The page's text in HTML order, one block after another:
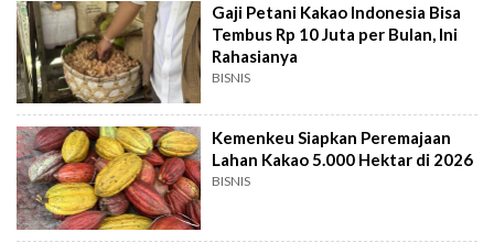
Gaji Petani Kakao Indonesia Bisa
Tembus Rp 10 Juta per Bulan, Ini
Rahasianya
BISNIS
Kemenkeu Siapkan Peremajaan
Lahan Kakao 5.000 Hektar di 2026
BISNIS